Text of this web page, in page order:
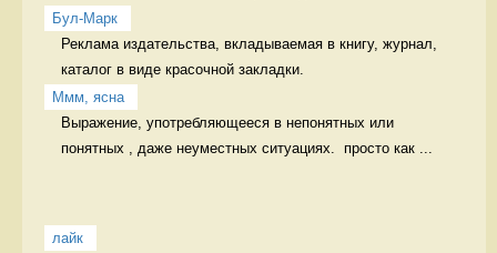
Бул-Марк
Реклама издательства, вкладываемая в книгу, журнал,
каталог в виде красочной закладки.
Ммм, ясна
Выражение, употребляющееся в непонятных или
понятных , даже неуместных ситуациях.  просто как ...
лайк